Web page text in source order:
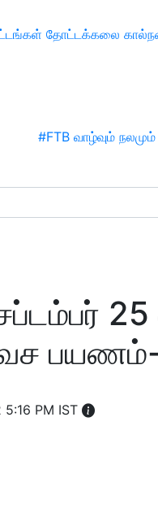
தோட்டக்கலை
#FTB வாழ்வும் நலமும்
PM IST